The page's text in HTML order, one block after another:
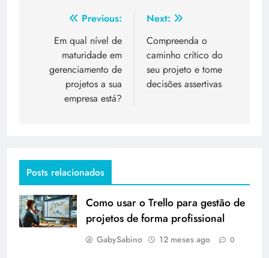
Previous:
Em qual nível de
maturidade em
gerenciamento de
projetos a sua
empresa está?
Next:
Compreenda o
caminho crítico do
seu projeto e tome
decisões assertivas
Posts relacionados
Como usar o Trello para gestão de
projetos de forma profissional
GabySabino 12 meses ago 0